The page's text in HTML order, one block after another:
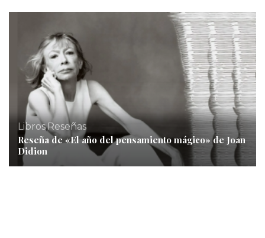
Libros,Reseñas
Reseña de «El año del pensamiento mágico» de Joan
Didion
INICIO Libros Reseñas
Reseña de PATRIA de Fernando Aramburu: el drama
personal detrás del terror.